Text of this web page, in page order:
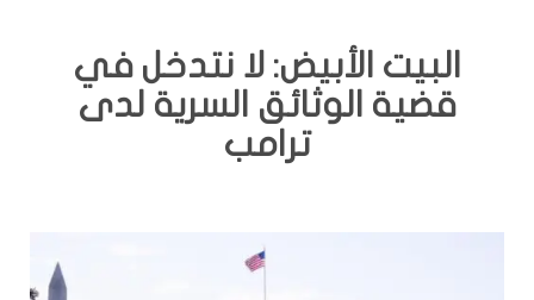
البيت الأبيض: لا نتدخل في
قضية الوثائق السرية لدى
ترامب